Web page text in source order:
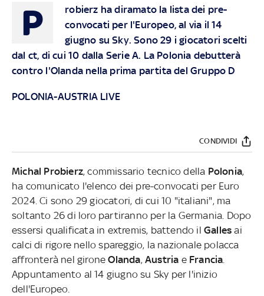
P
robierz ha diramato la lista dei pre-
convocati per l'Europeo, al via il 14
giugno su Sky. Sono 29 i giocatori scelti
dal ct, di cui 10 dalla Serie A. La Polonia debutterà
contro l'Olanda nella prima partita del Gruppo D
POLONIA-AUSTRIA LIVE
CONDIVIDI
Michal Probierz, commissario tecnico della Polonia,
ha comunicato l'elenco dei pre-convocati per Euro
2024. Ci sono 29 giocatori, di cui 10 "italiani", ma
soltanto 26 di loro partiranno per la Germania. Dopo
essersi qualificata in extremis, battendo il Gallesai
calci di rigore nello spareggio, la nazionale polacca
affronterà nel gironeOlanda,Austria e Francia
Appuntamento al 14 giugno su Sky per l'inizio
dell'Europeo.